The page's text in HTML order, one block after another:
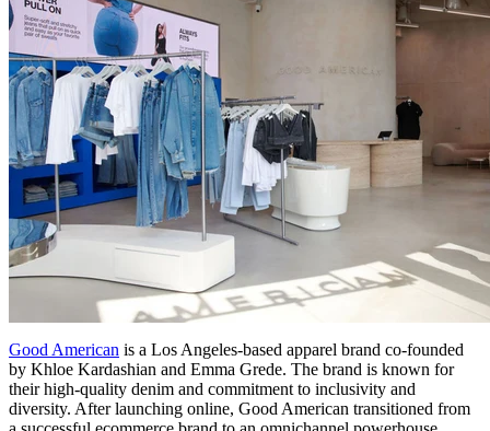
Good American is a Los Angeles-based apparel brand co-founded
by Khloe Kardashian and Emma Grede. The brand is known for
their high-quality denim and commitment to inclusivity and
diversity. After launching online, Good American transitioned from